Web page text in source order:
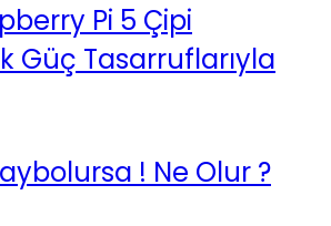
Pi 5 Çipi
Güç Tasarruflarıyla
! Ne Olur ?